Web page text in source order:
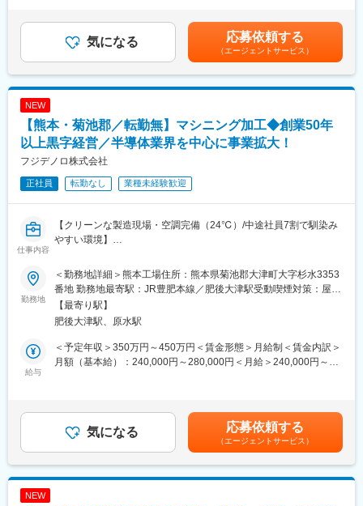
■就業環境：
チームで助け合いながら成果を目指す環境です。
るため、
変更の範囲：会社の定める業務
す！
■研修について：
入社後１ヵ月間は、実務寄りの営業講習をオンラインで受講しま
その他、本社や工場での見学や研修があります。
■組織構成：3名(営業職は 2名（40代1名、50代1名）分からない
創業以来、無借金経営を行っており、安心して長く働ける職場
です。
■当社製品の魅力
ど、実に多種多様で、たくさんの特許も取得しています。ツーサ
イクルオイルや、食品用のスプレー型潤滑油、アスファルトの付
80年以上の歴史を有しています。
績：3ヵ月分）■昇給：あり賃金はあくまでも目安の金額であり、
選考を通じて上下する可能性があります。月給(月額)は固定手当を
含めた表記です。
気になる 応募依頼する
（エージェントサービス）
NEW
【熊本・菊池郡／転勤無】マシニング加工◆創業50年
以上黒字経営／半導体業界を中心に事業拡大！
フジデノロ株式会社
正社員 転勤なし 業種未経験歓迎
仕事内容
【クリーンな製造現場・空調完備（24℃）/中途社員7割で馴染み
やすい環境】
る半導体製造装置をはじめ、医療機器や、ロケット・航空機、精
密機器等様々なところに使われています。1つからでも受注する多
品種小ロットの生産体制で、約100台のNC加工機を保有していま
す。そんな当社を支えているのがマシニング加工スタッフ。設
備・就業環境の整った当社で腰を据えて働くことができます。
■業務内容
製造業経験者でモノづくりが好きな方であれば、経験豊富なエン
ジニアが教えますのでしっかりと技術を習得いただけると思いま
勤務地
＜勤務地詳細＞熊本工場住所：熊本県菊池郡大津町大字杉水3353
番地 勤務地最寄駅：JR豊肥本線／肥後大津駅受動喫煙対策：屋内
全面禁煙変更の範囲：会社の定める事業所
【最寄り駅】
肥後大津駅、原水駅
給与
＜予定年収＞350万円～450万円＜賃金形態＞月給制＜賃金内訳＞
月額（基本給）：240,000円～280,000円＜月給＞240,000円～
り、選考を通じて上下する可能性があります。月給(月額)は固定手
当を含めた表記です。
気になる 応募依頼する
（エージェントサービス）
NEW